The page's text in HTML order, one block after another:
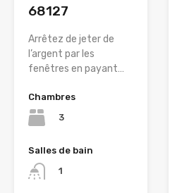
68127
Arrêtez de jeter de
l’argent par les
fenêtres en payant…
Chambres
3
Salles de bain
1